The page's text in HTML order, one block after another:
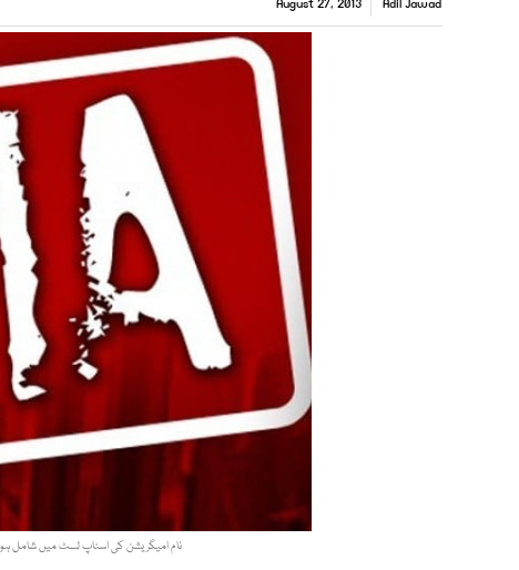
Adil Jawad
August 27, 2013
نام امیگریشن کی اسٹاپ لسٹ میں شامل